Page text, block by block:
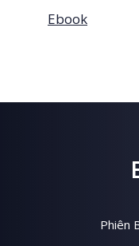
Ebook
Phiên